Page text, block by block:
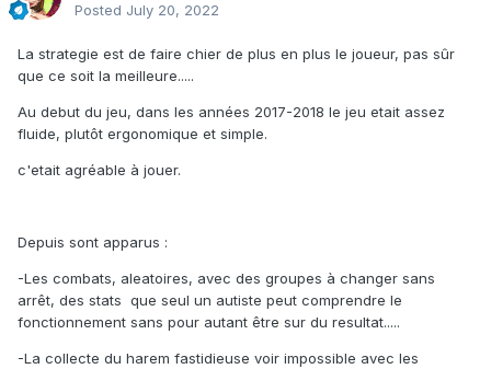
Posted July 20, 2022
La strategie est de faire chier de plus en plus le joueur, pas sûr
que ce soit la meilleure.....
Au debut du jeu, dans les années 2017-2018 le jeu etait assez
fluide, plutôt ergonomique et simple.
c'etait agréable à jouer.
Depuis sont apparus :
-Les combats, aleatoires, avec des groupes à changer sans
arrêt, des stats que seul un autiste peut comprendre le
fonctionnement sans pour autant être sur du resultat.....
-La collecte du harem fastidieuse voir impossible avec les